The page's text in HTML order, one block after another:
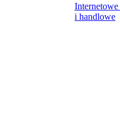
Internetowe
i handlowe